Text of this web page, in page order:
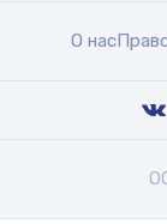
О нас